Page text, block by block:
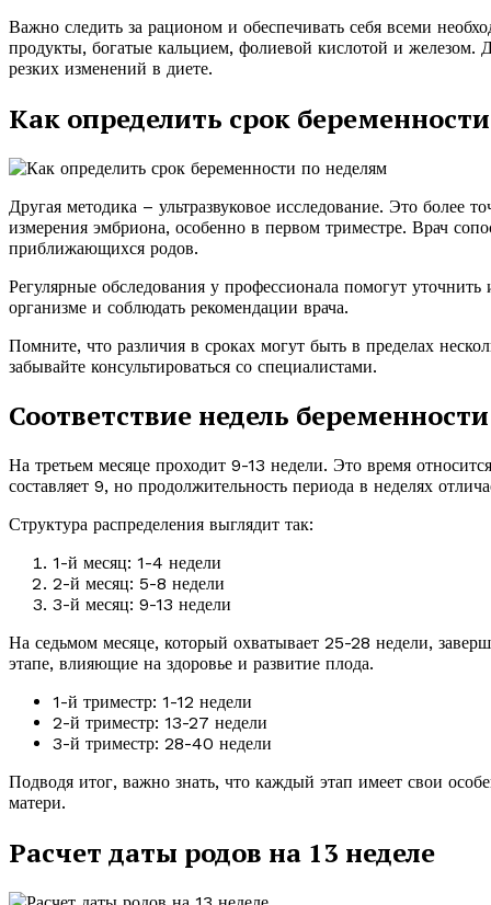
Важно следить за рационом и обеспечивать себя всеми
продукты, богатые кальцием, фолиевой кислотой и железом.
резких изменений в диете.
Как определить срок
Другая методика – ультразвуковое исследование. Это более
измерения эмбриона, особенно в первом триместре. Врач
приближающихся родов.
Регулярные обследования у профессионала помогут
организме и соблюдать рекомендации врача.
Помните, что различия в сроках могут быть в пределах
забывайте консультироваться со специалистами.
Соответствие недель
На третьем месяце проходит 9-13 недели. Это время
составляет 9, но продолжительность периода в неделях
Структура распределения выглядит так:
1-й месяц: 1-4 недели
2-й месяц: 5-8 недели
3-й месяц: 9-13 недели
На седьмом месяце, который охватывает 25-28 недели,
этапе, влияющие на здоровье и развитие плода.
1-й триместр: 1-12 недели
2-й триместр: 13-27 недели
3-й триместр: 28-40 недели
Подводя итог, важно знать, что каждый этап имеет свои
матери.
Расчет даты родов на 13 неделе